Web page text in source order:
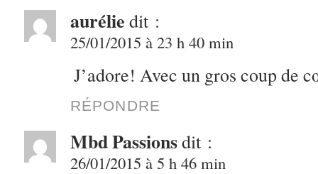
aurélie dit :
25/01/2015 à 23 h 40 min
J’adore! Avec un gros coup de
RÉPONDRE
Mbd Passionsdit :
26/01/2015 à 5 h 46 min